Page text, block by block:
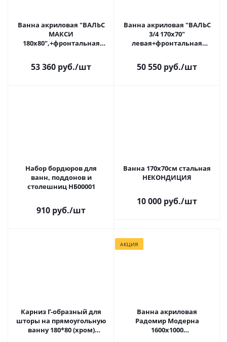
Ванна акриловая "ВАЛЬС
МАКСИ
180х80",+фронтальная
перелив.
53 360 руб./шт
Ванна акриловая "ВАЛЬС
3/4 170х70"
левая+фронтальная
перелив
50 550 руб./шт
Набор бордюров для
ванн, поддонов и
столешниц НБ00001
910 руб./шт
Ванна 170х70см стальная
НЕКОНДИЦИЯ
10 000 руб./шт
Карниз Г-образный для
шторы на прямоугольную
ванну 180*80 (хром)
АКЦИЯ
Ванна акриловая
Радомир Модерна
1600х1000